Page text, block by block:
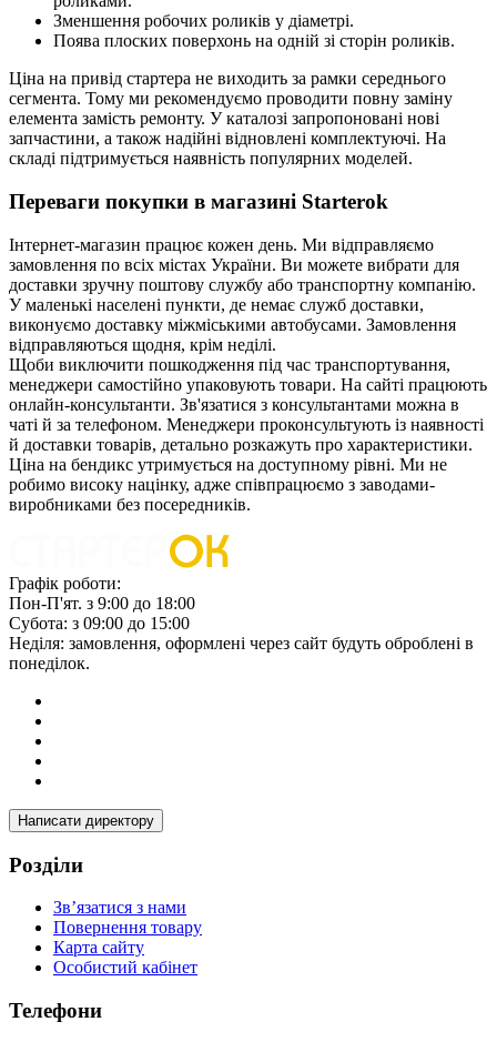
Зменшення робочих роликів у діаметрі.
Поява плоских поверхонь на одній зі сторін роликів.
Ціна на привід стартера не виходить за рамки середнього
сегмента. Тому ми рекомендуємо проводити повну заміну
елемента замість ремонту. У каталозі запропоновані нові
запчастини, а також надійні відновлені комплектуючі. На
складі підтримується наявність популярних моделей.
Переваги покупки в магазині Starterok
Інтернет-магазин працює кожен день. Ми відправляємо
замовлення по всіх містах України. Ви можете вибрати для
доставки зручну поштову службу або транспортну компанію.
У маленькі населені пункти, де немає служб доставки,
виконуємо доставку міжміськими автобусами. Замовлення
відправляються щодня, крім неділі.
Щоби виключити пошкодження під час транспортування,
менеджери самостійно упаковують товари. На сайті працюють
онлайн-консультанти. Зв'язатися з консультантами можна в
чаті й за телефоном. Менеджери проконсультують із наявності
й доставки товарів, детально розкажуть про характеристики.
Ціна на бендикс утримується на доступному рівні. Ми не
робимо високу націнку, адже співпрацюємо з заводами-
виробниками без посередників.
Графік роботи:
Пон-П'ят. з 9:00 до 18:00
Субота: з 09:00 до 15:00
Неділя: замовлення, оформлені через сайт будуть оброблені в
понеділок.
Написати директору
Розділи
Зв’язатися з нами
Повернення товару
Карта сайту
Особистий кабінет
Телефони